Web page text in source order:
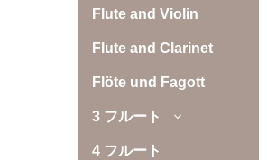
Flute and Violin
Flute and Clarinet
Flöte und Fagott
3 フルート
4 フルート